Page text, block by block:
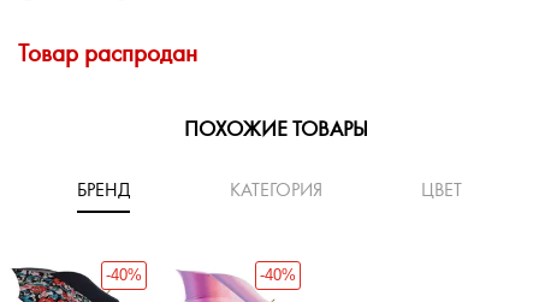
Товар распродан
ПОХОЖИЕ ТОВАРЫ
БРЕНД КАТЕГОРИЯ ЦВЕТ
-40% -40%